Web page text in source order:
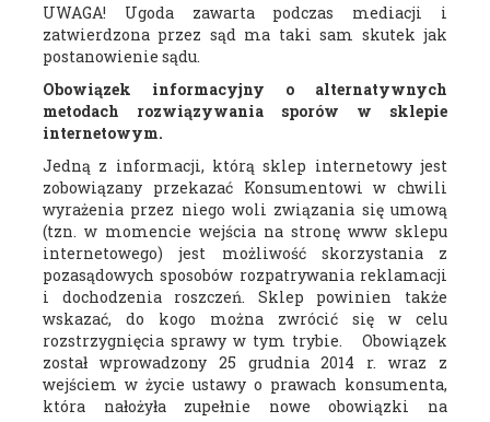
UWAGA! Ugoda zawarta podczas mediacji i
zatwierdzona przez sąd ma taki sam skutek jak
postanowienie sądu.
Obowiązek informacyjny o alternatywnych
metodach rozwiązywania sporów w sklepie
internetowym.
Jedną z informacji, którą sklep internetowy jest
zobowiązany przekazać Konsumentowi w chwili
wyrażenia przez niego woli związania się umową
(tzn. w momencie wejścia na stronę www sklepu
internetowego) jest możliwość skorzystania z
pozasądowych sposobów rozpatrywania reklamacji
i dochodzenia roszczeń. Sklep powinien także
wskazać, do kogo można zwrócić się w celu
rozstrzygnięcia sprawy w tym trybie. Obowiązek
został wprowadzony 25 grudnia 2014 r. wraz z
wejściem w życie ustawy o prawach konsumenta,
która nałożyła zupełnie nowe obowiązki na